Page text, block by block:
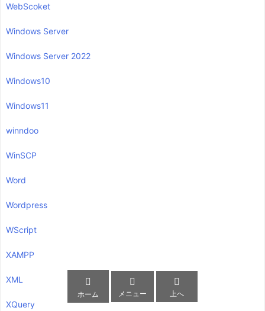
WebScoket
Windows Server
Windows Server 2022
Windows10
Windows11
winndoo
WinSCP
Word
Wordpress
WScript
XAMPP
XML
XQuery

ホーム

メニュー

上へ